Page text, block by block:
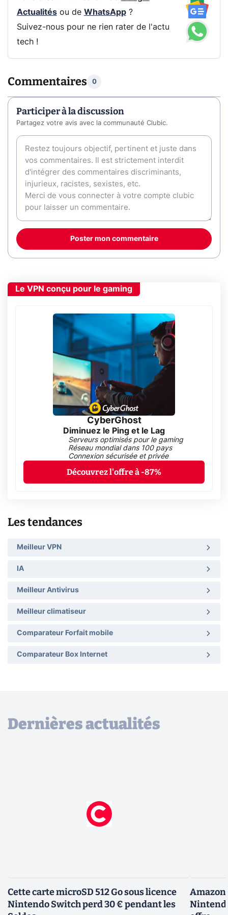
Actualitésou de WhatsApp?
Suivez-nous pour ne rien rater de l'actu
tech !
Commentaires 0
Participer à la discussion
Partagez votre avis avec la communauté Clubic.
Poster mon commentaire
Le VPN conçu pour le gaming
CyberGhost
Diminuez le Ping et le Lag
Serveurs optimisés pour le gaming
Réseau mondial dans 100 pays
Connexion sécurisée et privée
Découvrez l'offre à -87%
Les tendances
Meilleur VPN
IA
Meilleur Antivirus
Meilleur climatiseur
Comparateur Forfait mobile
Comparateur Box Internet
Dernières actualités
Cette carte microSD 512 Go sous licence
Nintendo Switch perd 30 € pendant les